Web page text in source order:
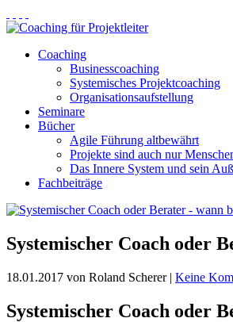
Coaching
Businesscoaching
Systemisches Projektcoaching
Organisationsaufstellung
Seminare
Bücher
Agile Führung altbewährt
Projekte sind auch nur
Das Innere System und sein
Fachbeiträge
Systemischer Coach oder
18.01.2017 von Roland Scherer| Keine
Systemischer Coach oder